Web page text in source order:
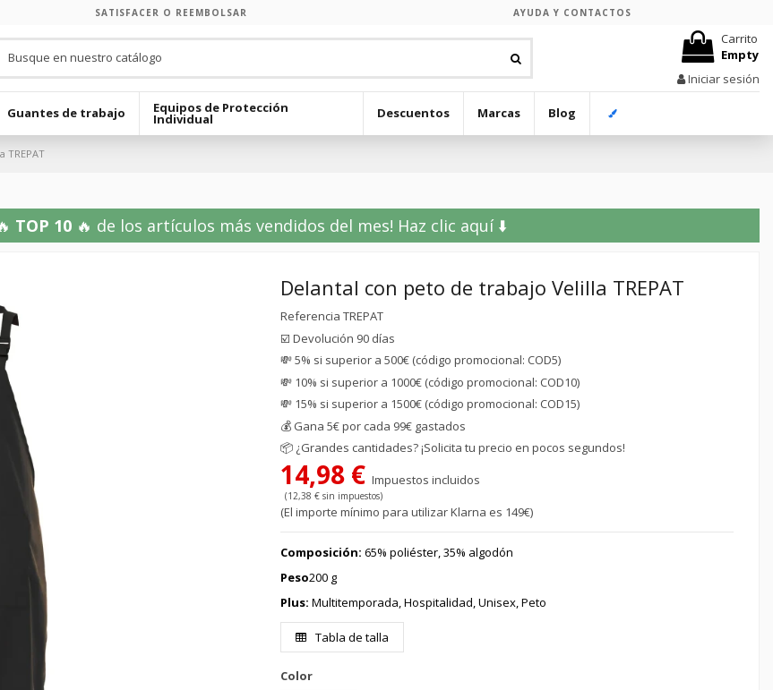
SATISFACER O REEMBOLSAR AYUDA Y CONTACTOS
Carrito
Empty
Iniciar sesión
Guantes de trabajo Equipos de Protección
Individual Descuentos Marcas Blog
TREPAT
TOP 10🔥 de los artículos más vendidos del mes! Haz clic aquí ⬇️
Delantal con peto de trabajo Velilla TREPAT
Referencia TREPAT
☑️ Devolución 90 días
💸 5% si superior a 500€ (código promocional: COD5)
💸 10% si superior a 1000€ (código promocional: COD10)
💸 15% si superior a 1500€ (código promocional: COD15)
💰 Gana 5€ por cada 99€ gastados
📦 ¿Grandes cantidades? ¡Solicita tu precio en pocos segundos!
14,98 €Impuestos incluidos
(12,38 € sin impuestos)
(El importe mínimo para utilizar Klarna es 149€)
Composición:65% poliéster, 35% algodón
Peso200 g
Plus:Multitemporada, Hospitalidad, Unisex, Peto
Tabla de talla
Color